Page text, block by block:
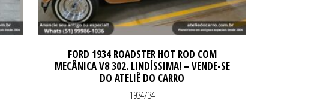
FORD 1934 ROADSTER HOT ROD COM
MECÂNICA V8 302. LINDÍSSIMA! – VENDE-SE
DO ATELIÊ DO CARRO
1934/34